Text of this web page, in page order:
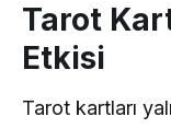
Tarot
Etkisi
Tarot kartları